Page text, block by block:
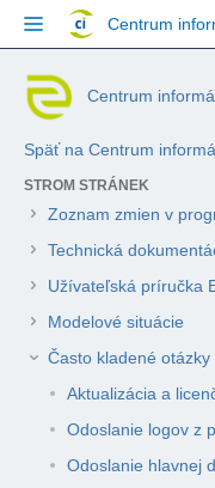
Skip
Přejít
Přejít
Centrum
Centrum
Späť na Centrum
STROM STRÁNEK
Zoznam zmien v
Technická
Užívateľská príručka
Modelové situácie
Často kladené otázky
Aktualizácia a
Odoslanie logov z
Odoslanie hlavnej